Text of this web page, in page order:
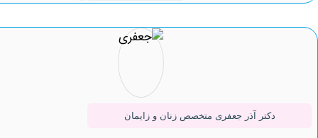
دکتر آذر جعفری متخصص زنان و زایمان